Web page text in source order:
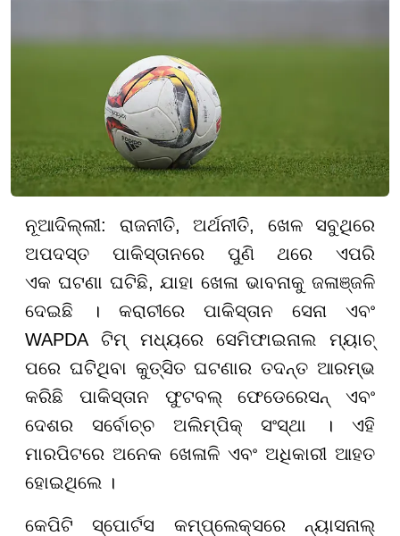
ନୂଆଦିଲ୍ଲୀ: ରାଜନୀତି, ଅର୍ଥନୀତି, ଖେଳ ସବୁଥିରେ
ଅପଦସ୍ତ ପାକିସ୍ତାନରେ ପୁଣି ଥରେ ଏପରି
ଏକ ଘଟଣା ଘଟିଛି, ଯାହା ଖେଳା ଭାବନାକୁ ଜଳାଞ୍ଜଳି
ଦେଇଛି । କରାଚୀରେ ପାକିସ୍ତାନ ସେନା ଏବଂ
WAPDA ଟିମ୍ ମଧ୍ୟରେ ସେମିଫାଇନାଲ ମ୍ୟାଚ୍
ପରେ ଘଟିଥିବା କୁତ୍ସିତ ଘଟଣାର ତଦନ୍ତ ଆରମ୍ଭ
କରିଛି ପାକିସ୍ତାନ ଫୁଟବଲ୍ ଫେଡେରେସନ୍ ଏବଂ
ଦେଶର ସର୍ବୋଚ୍ଚ ଅଲିମ୍ପିକ୍ ସଂସ୍ଥା । ଏହି
ମାରପିଟରେ ଅନେକ ଖେଳାଳି ଏବଂ ଅଧିକାରୀ ଆହତ
ହୋଇଥିଲେ ।
କେପିଟି ସ୍ପୋର୍ଟସ କମ୍ପ୍ଲେକ୍ସରେ ନ୍ୟାସନାଲ୍